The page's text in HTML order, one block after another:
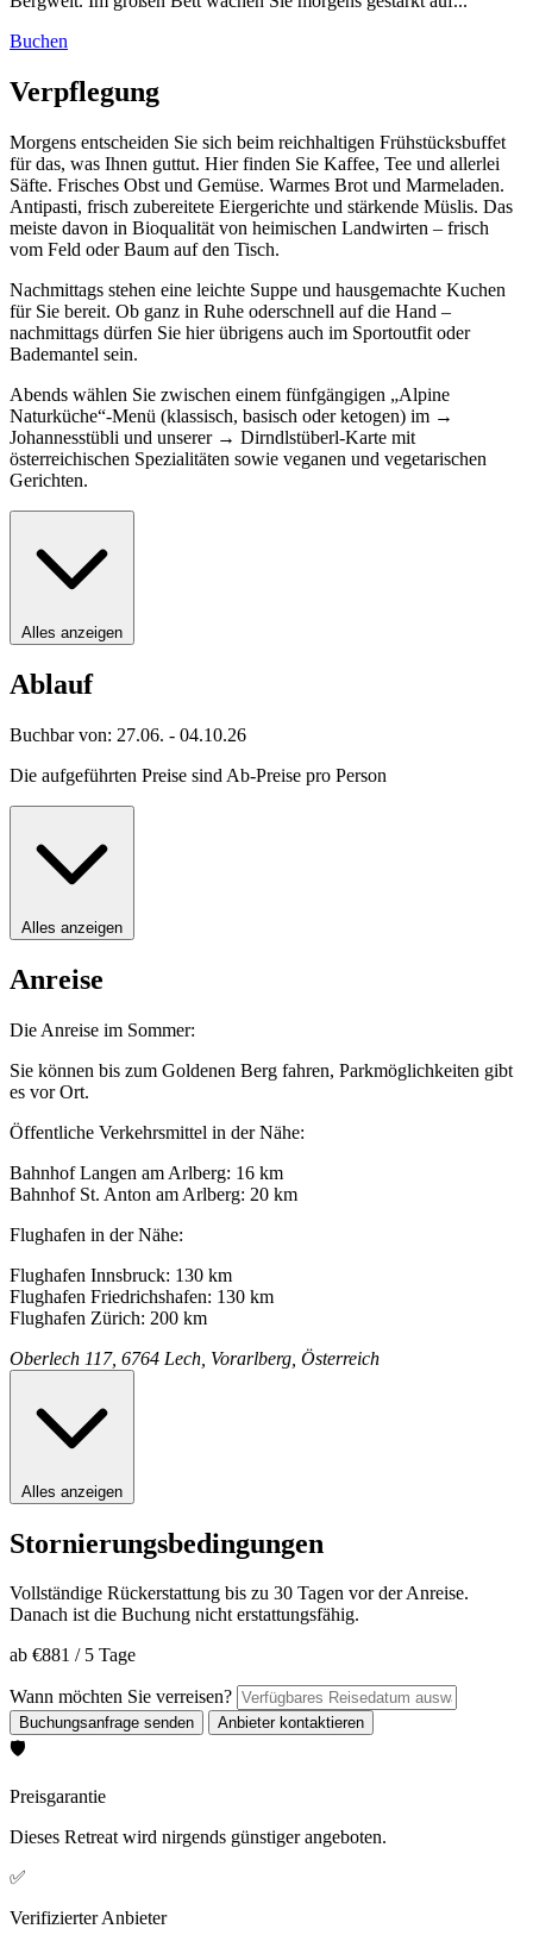
Buchen
Verpflegung
Morgens entscheiden Sie sich beim reichhaltigen Frühstücksbuffet
für das, was Ihnen guttut. Hier finden Sie Kaffee, Tee und allerlei
Säfte. Frisches Obst und Gemüse. Warmes Brot und Marmeladen.
Antipasti, frisch zubereitete Eiergerichte und stärkende Müslis. Das
meiste davon in Bioqualität von heimischen Landwirten – frisch
vom Feld oder Baum auf den Tisch.
Nachmittags stehen eine leichte Suppe und hausgemachte Kuchen
für Sie bereit. Ob ganz in Ruhe oderschnell auf die Hand –
nachmittags dürfen Sie hier übrigens auch im Sportoutfit oder
Bademantel sein.
Abends wählen Sie zwischen einem fünfgängigen „Alpine
Naturküche“-Menü (klassisch, basisch oder ketogen) im →
Johannesstübli und unserer → Dirndlstüberl-Karte mit
österreichischen Spezialitäten sowie veganen und vegetarischen
Gerichten.
Alles anzeigen
Ablauf
Buchbar von: 27.06. - 04.10.26
Die aufgeführten Preise sind Ab-Preise pro Person
Alles anzeigen
Anreise
Die Anreise im Sommer:
Sie können bis zum Goldenen Berg fahren, Parkmöglichkeiten gibt
es vor Ort.
Öffentliche Verkehrsmittel in der Nähe:
Bahnhof Langen am Arlberg: 16 km
Bahnhof St. Anton am Arlberg: 20 km
Flughafen in der Nähe:
Flughafen Innsbruck: 130 km
Flughafen Friedrichshafen: 130 km
Flughafen Zürich: 200 km
Oberlech 117, 6764 Lech, Vorarlberg, Österreich
Alles anzeigen
Stornierungsbedingungen
Vollständige Rückerstattung bis zu 30 Tagen vor der Anreise.
Danach ist die Buchung nicht erstattungsfähig.
ab €881 / 5 Tage
Wann möchten Sie verreisen?
🛡️
Preisgarantie
Dieses Retreat wird nirgends günstiger angeboten.
✅
Verifizierter Anbieter